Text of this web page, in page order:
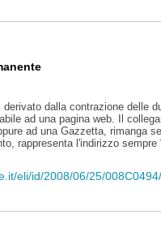
derivato dalla contrazione delle
ad una pagina web. Il
ad una Gazzetta, rimanga
rappresenta l'indirizzo
eli/id/2008/06/25/